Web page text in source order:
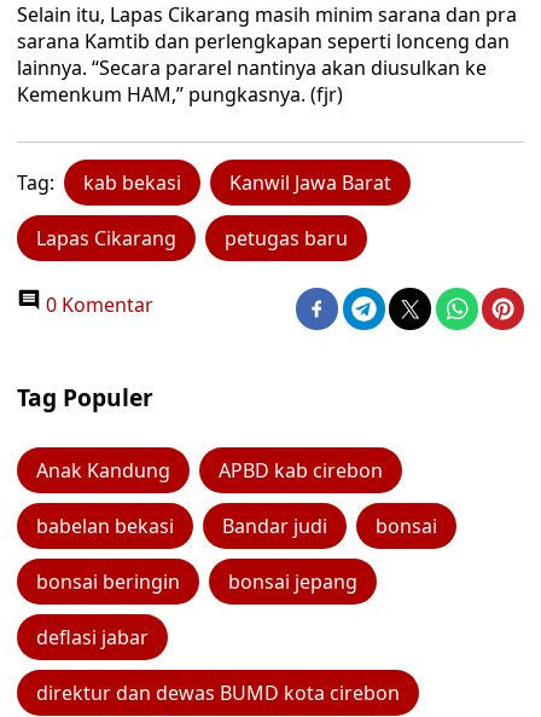
Selain itu, Lapas Cikarang masih minim sarana dan pra
sarana Kamtib dan perlengkapan seperti lonceng dan
lainnya. “Secara pararel nantinya akan diusulkan ke
Kemenkum HAM,” pungkasnya. (fjr)
Tag: kab bekasi Kanwil Jawa Barat
Lapas Cikarang petugas baru
0 Komentar
Tag Populer
Anak Kandung APBD kab cirebon
babelan bekasi Bandar judi bonsai
bonsai beringin bonsai jepang
deflasi jabar
direktur dan dewas BUMD kota cirebon